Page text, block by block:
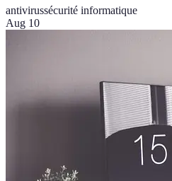
antivirussécurité informatique
Aug 10